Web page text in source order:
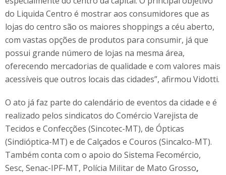
do Liquida Centro é mostrar aos consumidores que as
lojas do centro são os maiores shoppings a céu aberto,
com vastas opções de produtos para consumir, já que
possui grande número de lojas na mesma área,
oferecendo mercadorias de qualidade e com valores mais
acessíveis que outros locais das cidades”, afirmou Vidotti.
O ato já faz parte do calendário de eventos da cidade e é
realizado pelos sindicatos do Comércio Varejista de
Tecidos e Confecções (Sincotec-MT), de Ópticas
(Sindióptica-MT) e de Calçados e Couros (Sincalco-MT).
Também conta com o apoio do Sistema Fecomércio,
Sesc, Senac-IPF-MT, Polícia Militar de Mato Grosso,